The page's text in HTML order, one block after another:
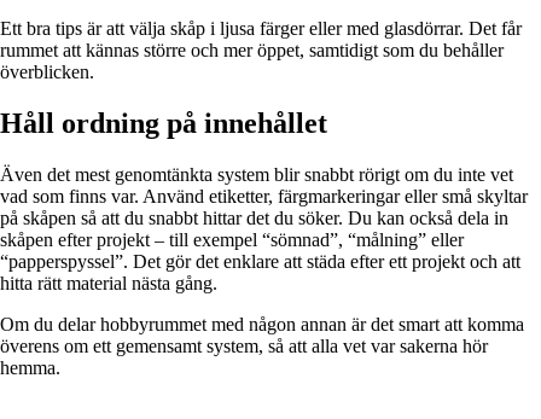
Ett bra tips är att välja skåp i ljusa färger eller med glasdörrar. Det får
rummet att kännas större och mer öppet, samtidigt som du behåller
överblicken.
Håll ordning på innehållet
Även det mest genomtänkta system blir snabbt rörigt om du inte vet
vad som finns var. Använd etiketter, färgmarkeringar eller små skyltar
på skåpen så att du snabbt hittar det du söker. Du kan också dela in
skåpen efter projekt – till exempel “sömnad”, “målning” eller
“papperspyssel”. Det gör det enklare att städa efter ett projekt och att
hitta rätt material nästa gång.
Om du delar hobbyrummet med någon annan är det smart att komma
överens om ett gemensamt system, så att alla vet var sakerna hör
hemma.